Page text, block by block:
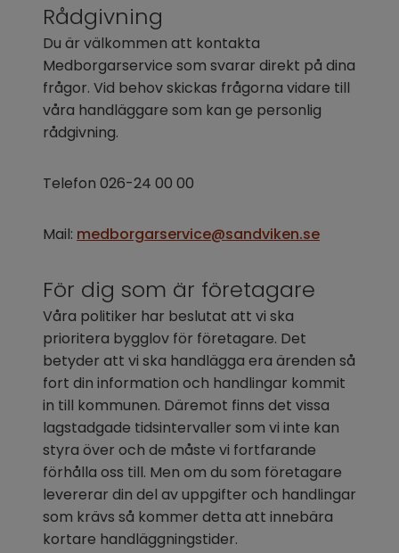
Rådgivning
Du är välkommen att kontakta
Medborgarservice som svarar direkt på dina
frågor. Vid behov skickas frågorna vidare till
våra handläggare som kan ge personlig
rådgivning.
Telefon 026-24 00 00
Mail: medborgarservice@sandviken.se
För dig som är företagare
Våra politiker har beslutat att vi ska
prioritera bygglov för företagare. Det
betyder att vi ska handlägga era ärenden så
fort din information och handlingar kommit
in till kommunen. Däremot finns det vissa
lagstadgade tidsintervaller som vi inte kan
styra över och de måste vi fortfarande
förhålla oss till. Men om du som företagare
levererar din del av uppgifter och handlingar
som krävs så kommer detta att innebära
kortare handläggningstider.